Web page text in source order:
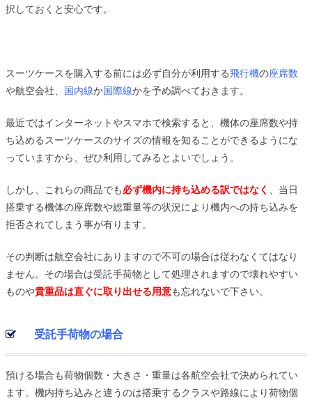
択しておくと安心です。
スーツケースを購入する前には必ず自分が利用する飛行機の座席数
や航空会社、
国内線か国際線かを予め調べておきます。
最近ではインターネットやスマホで検索すると、機体の座席数や持
ち込めるスーツケースのサイズの情報を知ることができるようにな
っていますから、ぜひ利用してみるとよいでしょう。
しかし、これらの商品でも必ず機内に持ち込める訳ではなく
、当日
搭乗する機体の座席数や総重量等の状況により機内への持ち込みを
拒否されてしまう事が有ります。
その判断は航空会社にありますので不可の場合は従わなくてはなり
ません。その場合は受託手荷物として処理されますので壊れやすい
ものや貴重品は直ぐに取り出せる用意も忘れないで下さい。
受託手荷物の場合
預ける場合も荷物個数・大きさ・重量は各航空会社で決められてい
ます。機内持ち込みと違うのは搭乗するクラスや路線により荷物個